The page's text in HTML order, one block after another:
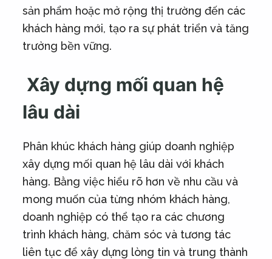
sản phẩm hoặc mở rộng thị trường đến các
khách hàng mới, tạo ra sự phát triển và tăng
trưởng bền vững.
Xây dựng mối quan hệ
lâu dài
Phân khúc khách hàng giúp doanh nghiệp
xây dựng mối quan hệ lâu dài với khách
hàng. Bằng việc hiểu rõ hơn về nhu cầu và
mong muốn của từng nhóm khách hàng,
doanh nghiệp có thể tạo ra các chương
trình khách hàng, chăm sóc và tương tác
liên tục để xây dựng lòng tin và trung thành